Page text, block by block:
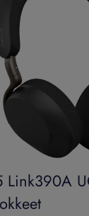
Link390A